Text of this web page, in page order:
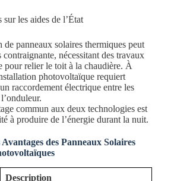
les aides de l’État
de panneaux solaires thermiques peut
contraignante, nécessitant des travaux
pour relier le toit à la chaudière. À
photovoltaïque requiert
raccordement électrique entre les
commun aux deux technologies est
à produire de l’énergie durant la nuit.
des Panneaux Solaires
Description